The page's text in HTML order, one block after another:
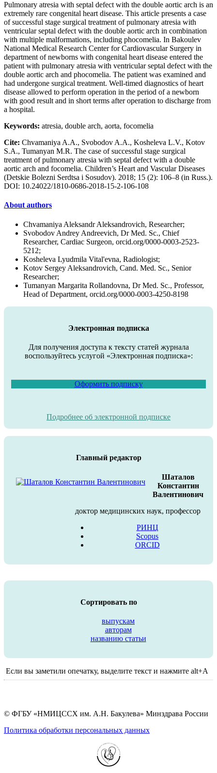
Pulmonary atresia with septal defect with the double aortic arch is an
extremely rare congenital heart disease. This article presents a case
of successful stage surgical treatment of pulmonary atresia with
ventricular septal defect with the double aortic arch in combination
with multiple malformations, including phocomelia. In Bakoulev
National Medical Research Center for Cardiovascular Surgery in
department of newborns with congenital heart disease entered the
patient with pulmonary atresia with ventricular septal defect with the
double aortic arch and phocomelia. The patient was examined and
had undergone surgical treatment. Well-timed diagnostics of heart
disease allowed to perform operation in the period of a newborn
with good result and in short terms after operation to discharge from
a hospital.
Keywords: atresia, double arch, aorta, focomelia
Cite: Chvamaniya A.A., Svobodov A.A., Kosheleva L.V., Kotov
S.A., Tumanyan M.R. The case of successful stage surgical
treatment of pulmonary atresia with septal defect with a double
aortic arch and focomelia. Children’s Heart and Vascular Diseases
(Detskie Bolezni Serdtsa i Sosudov). 2018; 15 (2): 106–8 (in Russ.).
DOI: 10.24022/1810-0686-2018-15-2-106-108
About authors
Chvamaniya Aleksandr Aleksandrovich, Researcher;
Svobodov Andrey Andreevich, Dr Med. Sc., Chief
Researcher, Cardiac Surgeon, orcid.org/0000-0003-2523-
5212;
Kosheleva Lyudmila Vital'evna, Radiologist;
Kotov Sergey Aleksandrovich, Cand. Med. Sc., Senior
Researcher;
Tumanyan Margarita Rollandovna, Dr Med. Sc., Professor,
Head of Department, orcid.org/0000-0003-4250-8198
Электронная подписка
Для получения доступа к тексту статей журнала
воспользуйтесь услугой «Электронная подписка»:
Оформить подписку
Подробнее об электронной подписке
Главный редактор
Шаталов
Константин
Валентинович
доктор медицинских наук, профессор
РИНЦ
Scopus
ORCID
Сортировать по
выпускам
авторам
названию статьи
Если вы заметили опечатку, выделите текст и нажмите alt+A
© ФГБУ «НМИЦССХ им. А.Н. Бакулева» Минздрава России
Политика обработки персональных данных